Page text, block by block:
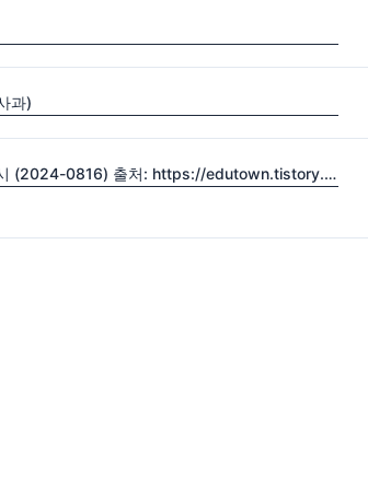
과)
2022 초·중등학교 교육과정 및 특수교육 교육과정 일부개정 고시 (2024-0816) 출처: https://edutown.tistory.com/1594 [초등교육마을2:티스토리]